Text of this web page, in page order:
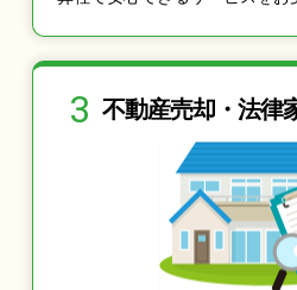
3 不動産売却・法律